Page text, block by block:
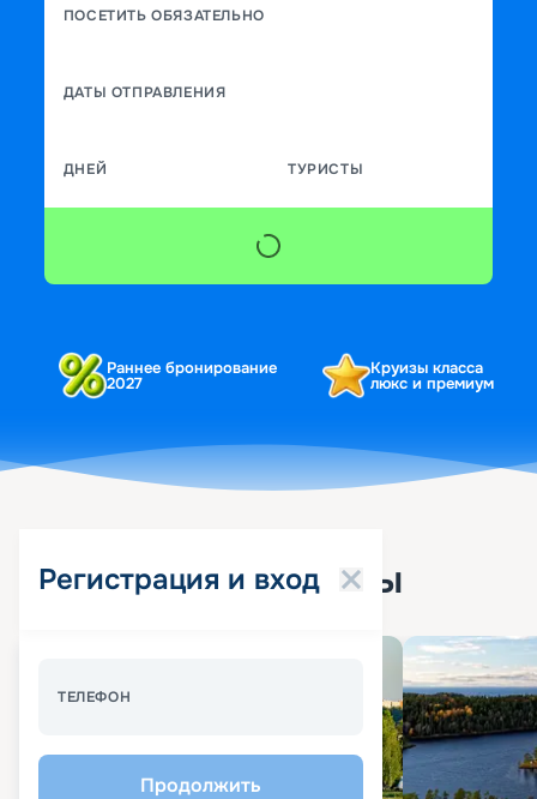
ПОСЕТИТЬ ОБЯЗАТЕЛЬНО
ДАТЫ ОТПРАВЛЕНИЯ
ДНЕЙ ТУРИСТЫ
Раннее бронирование
2027
Круизы класса
люкс и премиум
Регистрация и вход
ТЕЛЕФОН
Продолжить
Популярные круизы